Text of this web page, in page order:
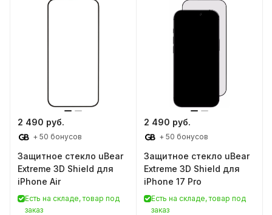
2 490 руб.
+ 50 бонусов
Защитное стекло uBear
Extreme 3D Shield для
iPhone Air
Есть на складе, товар под
заказ
2 490 руб.
+ 50 бонусов
Защитное стекло uBear
Extreme 3D Shield для
iPhone 17 Pro
Есть на складе, товар под
заказ